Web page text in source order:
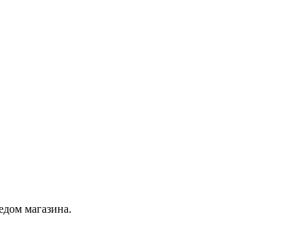
магазина.